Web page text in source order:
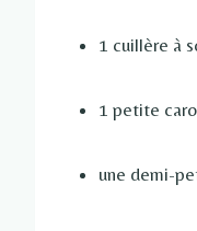
1 cuillère à
1 petite
une demi-